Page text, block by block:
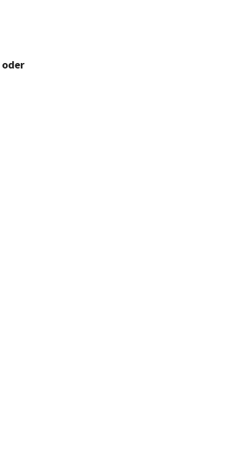
oder